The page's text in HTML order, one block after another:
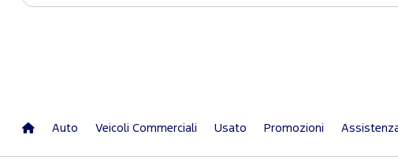
Auto Veicoli Commerciali Usato Promozioni